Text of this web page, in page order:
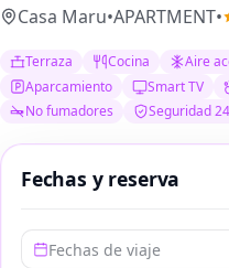
Casa Maru•APARTMENT•
Terraza Cocina Aire
Aparcamiento
Smart TV
No fumadores
Seguridad
Fechas y reserva
Fechas de viaje